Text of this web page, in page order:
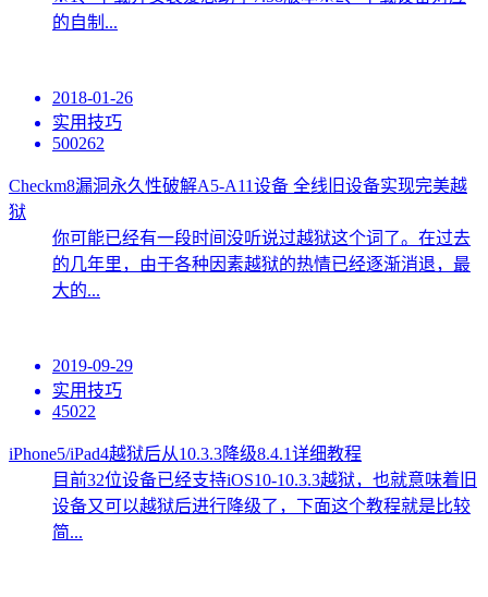
的自制...
2018-01-26
实用技巧
500262
Checkm8漏洞永久性破解A5-A11设备 全线旧设备实现完美越
狱
你可能已经有一段时间没听说过越狱这个词了。在过去
的几年里，由于各种因素越狱的热情已经逐渐消退，最
大的...
2019-09-29
实用技巧
45022
iPhone5/iPad4越狱后从10.3.3降级8.4.1详细教程
目前32位设备已经支持iOS10-10.3.3越狱，也就意味着旧
设备又可以越狱后进行降级了，下面这个教程就是比较
简...